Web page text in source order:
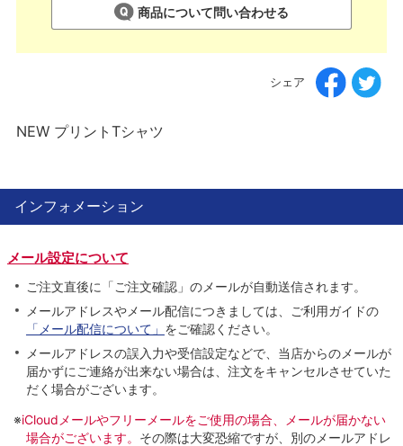
商品について問い合わせる
シェア
NEW プリントTシャツ
インフォメーション
メール設定について
ご注文直後に「ご注文確認」のメールが自動送信されます。
メールアドレスやメール配信につきましては、ご利用ガイドの
「メール配信について」 をご確認ください。
メールアドレスの誤入力や受信設定などで、当店からのメールが
届かずにご連絡が出来ない場合は、注文をキャンセルさせていた
だく場合がございます。
※iCloudメールやフリーメールをご使用の場合、メールが届かない
場合がございます。 その際は大変恐縮ですが、別のメールアドレ